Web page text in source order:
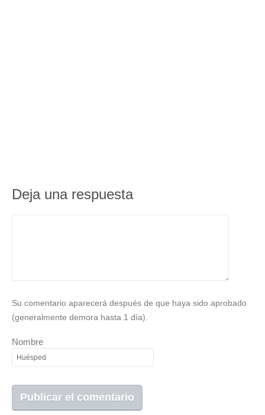
Deja una respuesta
Su comentario aparecerá después de que haya sido aprobado
(generalmente demora hasta 1 día).
Nombre